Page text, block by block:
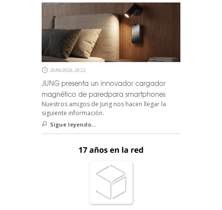
20/06/2026, 20:22
JUNG presenta un innovador cargador
magnético de paredpara smartphones
Nuestros amigos de Jung nos hacen llegar la
siguiente información.
Sigue leyendo...